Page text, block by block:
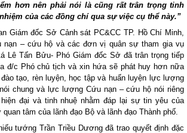
hơn nên phải nói là cũng rất trân trọng tinh
của các đồng chí qua sự việc cụ thể này.”
Giám đốc Sở Cảnh sát PC&CC TP. Hồ Chí Minh,
nạn – cứu hộ và các đơn vị quân sự tham gia vụ
Lê Tấn Bửu- Phó Giám đốc Sở đã trân trọng tiếp
đ/c Phó chủ tịch và xin hứa sẽ phát huy hơn nữa
tạo, rèn luyện, học tập và huấn luyện lực lượng
chung và lực lượng Cứu nạn – cứu hộ nói riêng
đại và tinh nhuệ nhằm đáp lại sự tin yêu của
tâm của lãnh đạo Bộ và lãnh đạo Thành phố.
tướng Trần Triều Dương đã trao quyết định đặc